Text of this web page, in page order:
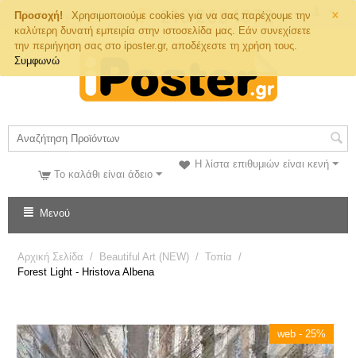
×
Προσοχή!
Χρησιμοποιούμε cookies για να σας παρέχουμε την
καλύτερη δυνατή εμπειρία στην ιστοσελίδα μας. Εάν συνεχίσετε
την περιήγηση σας στο iposter.gr, αποδέχεστε τη χρήση τους.
Συμφωνώ
Τηλ. Παραγγελιών
Η λίστα επιθυμιών είναι κενή
Το καλάθι είναι άδειο
Μενού
Αρχική Σελίδα / Beautiful Art (NEW) / Τοπία /
Forest Light - Hristova Albena
web - 25%